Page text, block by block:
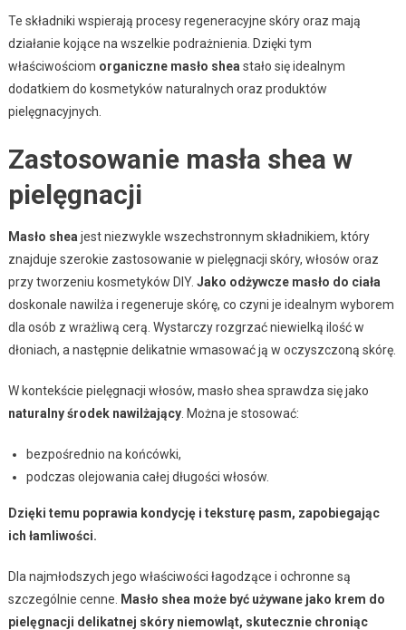
Te składniki wspierają procesy regeneracyjne skóry oraz mają
działanie kojące na wszelkie podrażnienia. Dzięki tym
właściwościom organiczne masło shea stało się idealnym
dodatkiem do kosmetyków naturalnych oraz produktów
pielęgnacyjnych.
Zastosowanie masła shea w
pielęgnacji
Masło shea jest niezwykle wszechstronnym składnikiem, który
znajduje szerokie zastosowanie w pielęgnacji skóry, włosów oraz
przy tworzeniu kosmetyków DIY. Jako odżywcze masło do ciała
doskonale nawilża i regeneruje skórę, co czyni je idealnym wyborem
dla osób z wrażliwą cerą. Wystarczy rozgrzać niewielką ilość w
dłoniach, a następnie delikatnie wmasować ją w oczyszczoną skórę.
W kontekście pielęgnacji włosów, masło shea sprawdza się jako
naturalny środek nawilżający. Można je stosować:
bezpośrednio na końcówki,
podczas olejowania całej długości włosów.
Dzięki temu poprawia kondycję i teksturę pasm, zapobiegając
ich łamliwości.
Dla najmłodszych jego właściwości łagodzące i ochronne są
szczególnie cenne.
Masło shea może być używane jako krem do
pielęgnacji delikatnej skóry niemowląt, skutecznie chroniąc